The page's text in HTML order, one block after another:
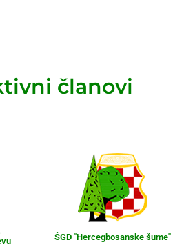
članovi
ŠGD "Hercegbosanske šume"